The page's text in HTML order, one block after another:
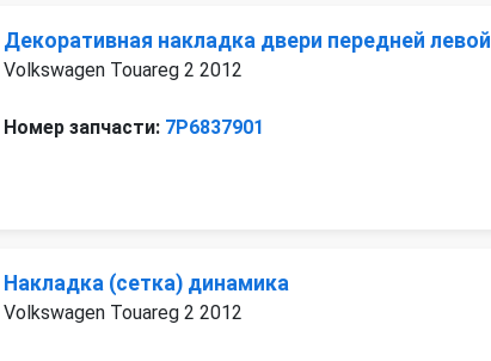
Декоративная накладка двери передней левой
Volkswagen Touareg 2 2012
Номер запчасти: 7P6837901
Накладка (сетка) динамика
Volkswagen Touareg 2 2012